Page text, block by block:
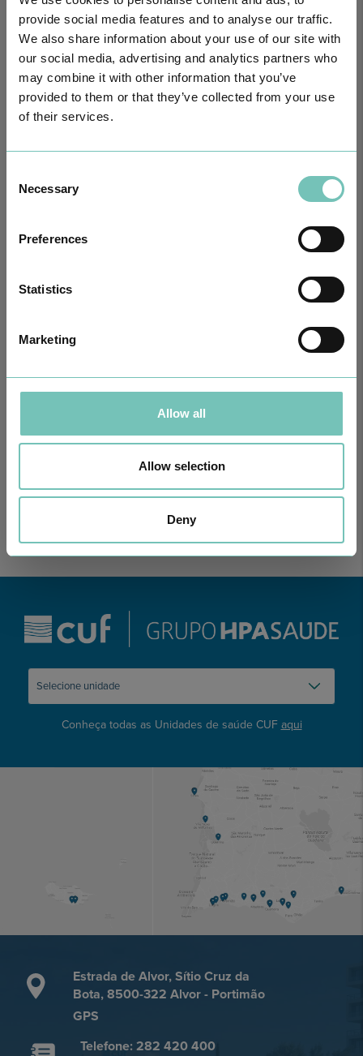
provide social media features and to analyse our traffic.
We also share information about your use of our site with
our social media, advertising and analytics partners who
may combine it with other information that you’ve
provided to them or that they’ve collected from your use
of their services.
Selection
Necessary
Preferences
Statistics
Marketing
Allow all
Allow selection
Deny
Com um formato dinâmico e direto, este episódio combinam
Conheça todas as Unidades de saúde CUF aqui
Estrada de Alvor, Sítio Cruz da
Bota, 8500-322 Alvor - Portimão
GPS
Telefone: 282 420 400